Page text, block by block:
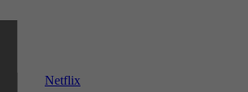
Netflix